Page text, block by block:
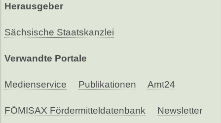
Herausgeber
Sächsische Staatskanzlei
Verwandte Portale
Medienservice Publikationen Amt24
FÖMISAX Fördermitteldatenbank Newsletter